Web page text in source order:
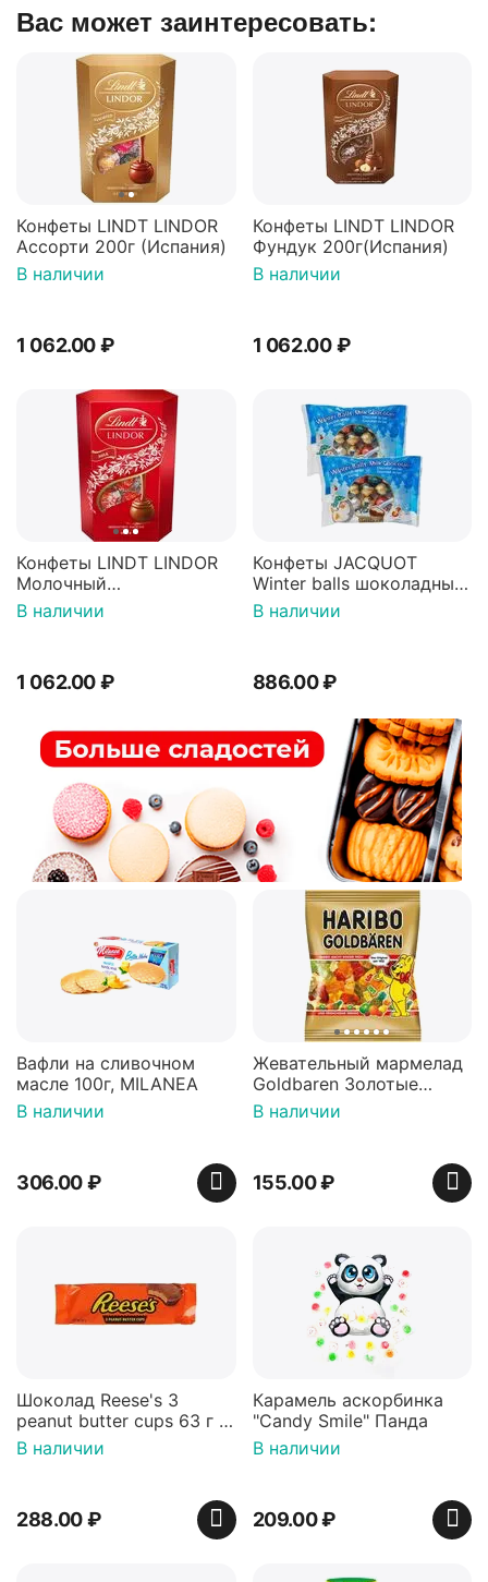
Вас может заинтересовать:
Конфеты LINDT LINDOR
Ассорти 200г (Испания)
В наличии
1 062.00₽
Конфеты LINDT LINDOR
Фундук 200г(Испания)
В наличии
1 062.00 ₽
Конфеты LINDT LINDOR
Молочный
200г(Испания)
В наличии
1 062.00₽
Конфеты JACQUOT
Winter balls шоколадные
шарики с молочной
начинкой 100г*2шт
В наличии
886.00₽
Вафли на сливочном
масле 100г, MILANEA
В наличии
306.00₽
Жевательный мармелад
Goldbaren Золотые
мишки 100г, Германия
В наличии
155.00₽
Шоколад Reese's 3
peanut butter cups 63 г с
арахисовой пастой
В наличии
288.00₽
Карамель аскорбинка
"Candy Smile" Панда
В наличии
209.00₽